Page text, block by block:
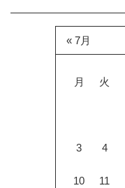
月 火
3 4
10 11
« 7月